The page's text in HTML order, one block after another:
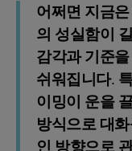
어쩌면 지금
의 성실함이
감각과 기준
쉬워집니다.
이밍이 운을
방식으로 대